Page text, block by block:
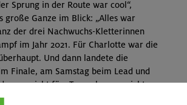
Sprung in der Route war cool“,
Ganze im Blick: „Alles war
der drei Nachwuchs-Kletterinnen
im Jahr 2021. Für Charlotte war die
Und dann landete die
Finale, am Samstag beim Lead und
es nicht fürs Treppchen gereicht